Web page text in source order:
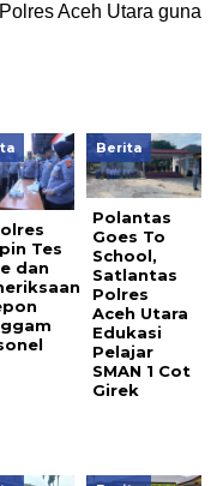
Aceh Utara guna
Tes
dan
Berita
Polantas
Goes To
School,
Satlantas
Polres
Aceh Utara
Edukasi
Pelajar
SMAN 1 Cot
Girek